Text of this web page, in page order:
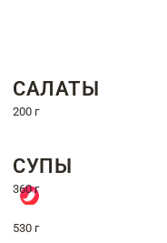
САЛАТЫ
200 г
СУПЫ
360 г
530 г